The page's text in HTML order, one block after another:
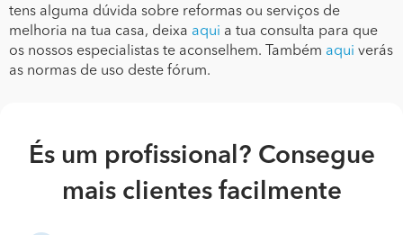
tens alguma dúvida sobre reformas ou serviços de
melhoria na tua casa, deixa aqui a tua consulta para que
os nossos especialistas te aconselhem. Também aqui verás
as normas de uso deste fórum.
És um profissional? Consegue
mais clientes facilmente